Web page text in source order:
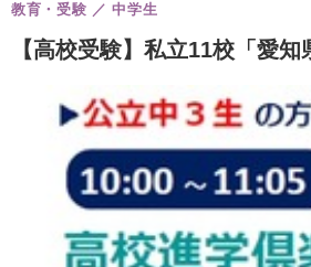
【高校受験】私立11校「愛
教育・受験 中学生